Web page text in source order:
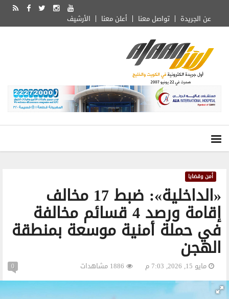
الأرشيف أعلن معنا تواصل معنا عن الجريدة
«الداخلية»: ضبط 17 مخالف
إقامة ورصد 4 قسائم مخالفة
في حملة أمنية موسعة بمنطقة
الهجن
أمن وقضايا
مايو 15, 2026, 7:03 م 0